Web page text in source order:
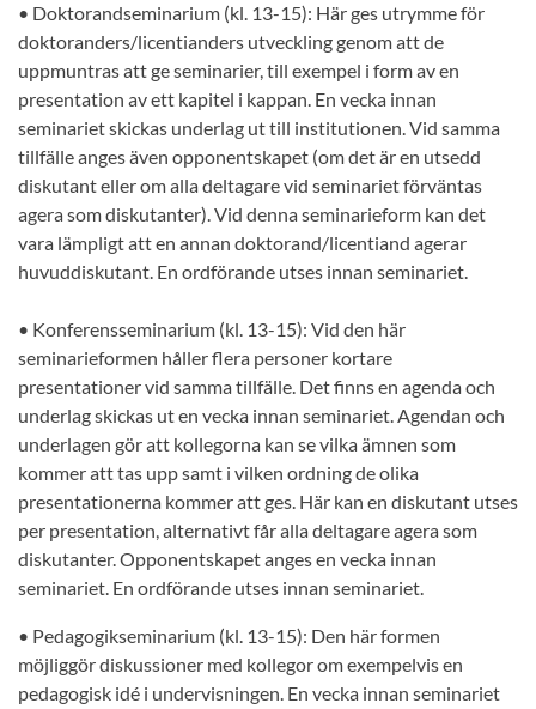
• Doktorandseminarium (kl. 13-15): Här ges utrymme för
doktoranders/licentianders utveckling genom att de
uppmuntras att ge seminarier, till exempel i form av en
presentation av ett kapitel i kappan. En vecka innan
seminariet skickas underlag ut till institutionen. Vid samma
tillfälle anges även opponentskapet (om det är en utsedd
diskutant eller om alla deltagare vid seminariet förväntas
agera som diskutanter). Vid denna seminarieform kan det
vara lämpligt att en annan doktorand/licentiand agerar
huvuddiskutant. En ordförande utses innan seminariet.
• Konferensseminarium (kl. 13-15): Vid den här
seminarieformen håller flera personer kortare
presentationer vid samma tillfälle. Det finns en agenda och
underlag skickas ut en vecka innan seminariet. Agendan och
underlagen gör att kollegorna kan se vilka ämnen som
kommer att tas upp samt i vilken ordning de olika
presentationerna kommer att ges. Här kan en diskutant utses
per presentation, alternativt får alla deltagare agera som
diskutanter. Opponentskapet anges en vecka innan
seminariet. En ordförande utses innan seminariet.
• Pedagogikseminarium (kl. 13-15): Den här formen
möjliggör diskussioner med kollegor om exempelvis en
pedagogisk idé i undervisningen. En vecka innan seminariet